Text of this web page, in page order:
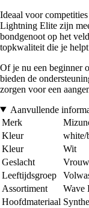
Ideaal voor
Lightning Elite zijn
bondgenoot op het
topkwaliteit die je
Of je nu een beginner
bieden de
zorgen voor een
Aanvullende
Merk
Kleur
white/
Kleur
Wit
Geslacht
Vrouw
Leeftijdsgroep
Assortiment
Wave
Hoofdmateriaal